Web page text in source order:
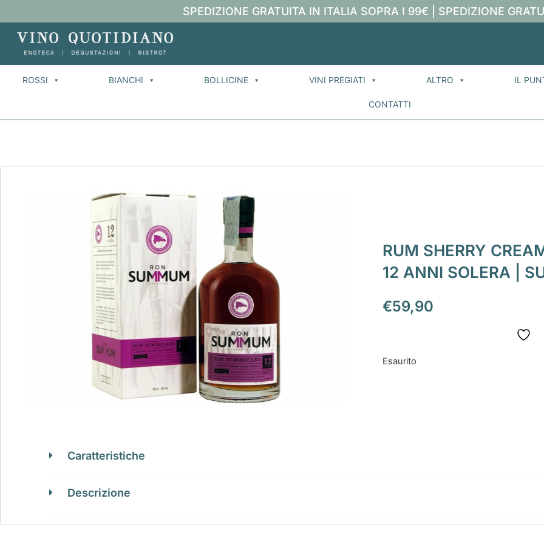
SPEDIZIONE GRATUITA IN ITALIA SOPRA I 99€ | SPEDIZIONE
ROSSI BIANCHI BOLLICINE VINI PREGIATI ALTRO IL
CONTATTI
RUM SHERRY
12 ANNI SOLERA |
€59,90
Esaurito
Caratteristiche
Descrizione